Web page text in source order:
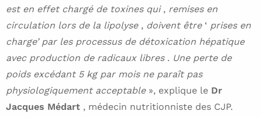
est en effet chargé de toxines qui , remises en
circulation lors de la lipolyse , doivent être ‘ prises en
charge’ par les processus de détoxication hépatique
avec production de radicaux libres . Une perte de
poids excédant 5 kg par mois ne paraît pas
physiologiquement acceptable », explique le Dr
Jacques Médart , médecin nutritionniste des CJP.